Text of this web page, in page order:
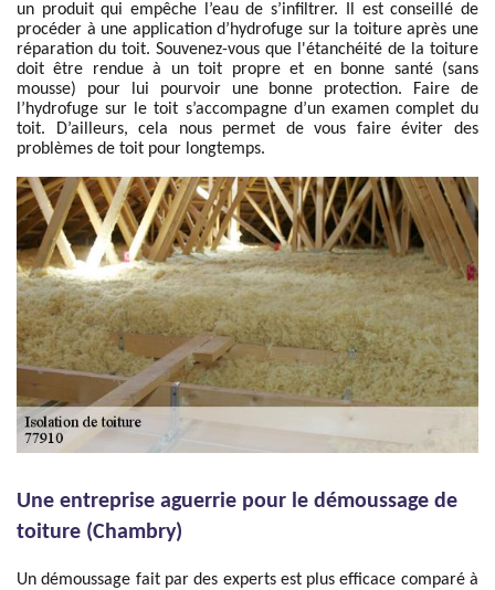
un produit qui empêche l’eau de s’infiltrer. Il est conseillé de
procéder à une application d’hydrofuge sur la toiture après une
réparation du toit. Souvenez-vous que l'étanchéité de la toiture
doit être rendue à un toit propre et en bonne santé (sans
mousse) pour lui pourvoir une bonne protection. Faire de
l’hydrofuge sur le toit s’accompagne d’un examen complet du
toit. D’ailleurs, cela nous permet de vous faire éviter des
problèmes de toit pour longtemps.
Une entreprise aguerrie pour le démoussage de
toiture (Chambry)
Un démoussage fait par des experts est plus efficace comparé à